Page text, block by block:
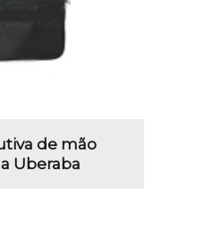
de mão
Uberaba